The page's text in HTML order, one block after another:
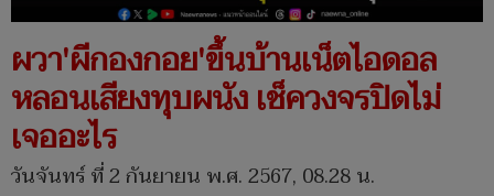
ผวา'ผีกองกอย'ขึ้นบ้านเน็ตไอดอล
หลอนเสียงทุบผนัง เช็ควงจรปิดไม่
เจออะไร
วันจันทร์ ที่ 2 กันยายน พ.ศ. 2567, 08.28 น.